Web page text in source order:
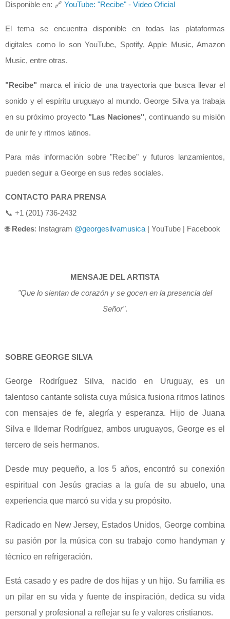
Disponible en: 🔗 YouTube: "Recibe" - Video Oficial
El tema se encuentra disponible en todas las plataformas
digitales como lo son YouTube, Spotify, Apple Music, Amazon
Music, entre otras.
"Recibe" marca el inicio de una trayectoria que busca llevar el
sonido y el espíritu uruguayo al mundo. George Silva ya trabaja
en su próximo proyecto "Las Naciones", continuando su misión
de unir fe y ritmos latinos.
Para más información sobre "Recibe" y futuros lanzamientos,
pueden seguir a George en sus redes sociales.
CONTACTO PARA PRENSA
📞 +1 (201) 736-2432
🌐 Redes: Instagram @georgesilvamusica | YouTube | Facebook
MENSAJE DEL ARTISTA
"Que lo sientan de corazón y se gocen en la presencia del
Señor".
SOBRE GEORGE SILVA
George Rodríguez Silva, nacido en Uruguay, es un
talentoso cantante solista cuya música fusiona ritmos latinos
con mensajes de fe, alegría y esperanza. Hijo de Juana
Silva e Ildemar Rodríguez, ambos uruguayos, George es el
tercero de seis hermanos.
Desde muy pequeño, a los 5 años, encontró su conexión
espiritual con Jesús gracias a la guía de su abuelo, una
experiencia que marcó su vida y su propósito.
Radicado en New Jersey, Estados Unidos, George combina
su pasión por la música con su trabajo como handyman y
técnico en refrigeración.
Está casado y es padre de dos hijas y un hijo. Su familia es
un pilar en su vida y fuente de inspiración, dedica su vida
personal y profesional a reflejar su fe y valores cristianos.